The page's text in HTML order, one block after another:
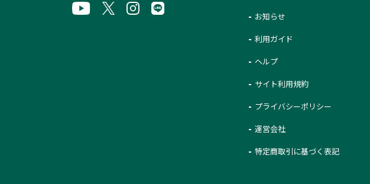
お知らせ
利用ガイド
ヘルプ
サイト利用規約
プライバシーポリシー
運営会社
特定商取引に基づく表記